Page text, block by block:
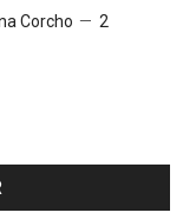
Corcho
2